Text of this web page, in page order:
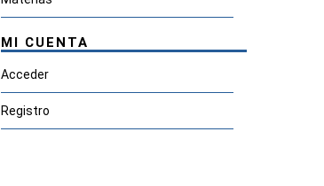
MI CUENTA
Acceder
Registro